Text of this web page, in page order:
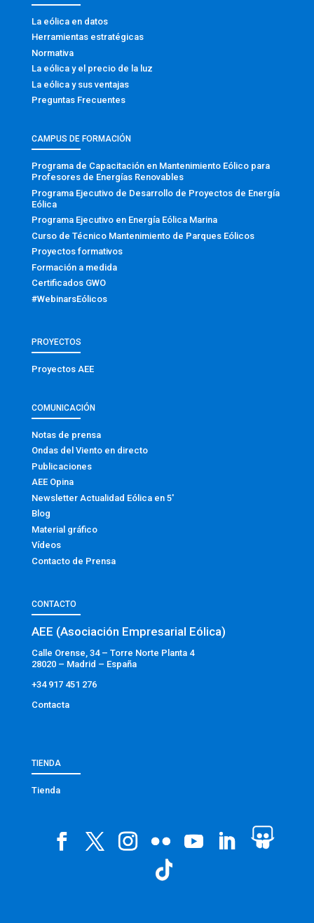
La eólica en datos
Herramientas estratégicas
Normativa
La eólica y el precio de la luz
La eólica y sus ventajas
Preguntas Frecuentes
CAMPUS DE FORMACIÓN
Programa de Capacitación en Mantenimiento Eólico para
Profesores de Energías Renovables
Programa Ejecutivo de Desarrollo de Proyectos de Energía
Eólica
Programa Ejecutivo en Energía Eólica Marina
Curso de Técnico Mantenimiento de Parques Eólicos
Proyectos formativos
Formación a medida
Certificados GWO
#WebinarsEólicos
PROYECTOS
Proyectos AEE
COMUNICACIÓN
Notas de prensa
Ondas del Viento en directo
Publicaciones
AEE Opina
Newsletter Actualidad Eólica en 5′
Blog
Material gráfico
Vídeos
Contacto de Prensa
CONTACTO
AEE (Asociación Empresarial Eólica)
Calle Orense, 34 – Torre Norte Planta 4
28020 – Madrid – España
+34 917 451 276
Contacta
TIENDA
Tienda